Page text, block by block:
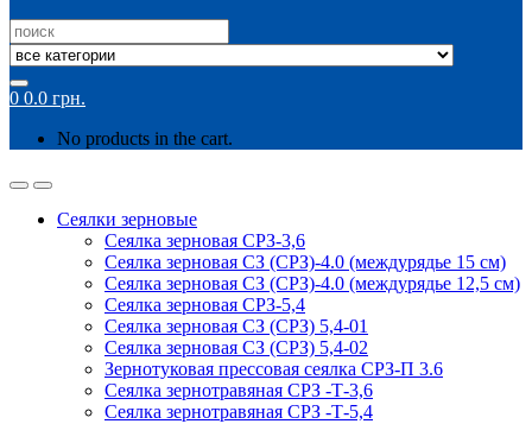
Search
for:
0 0.0 грн.
No products in the cart.
Сеялки зерновые
Сеялка зерновая СРЗ-3,6
Сеялка зерновая СЗ (СРЗ)-4.0 (междурядье 15 см)
Сеялка зерновая СЗ (СРЗ)-4.0 (междурядье 12,5 см)
Сеялка зерновая СРЗ-5,4
Сеялка зерновая СЗ (СРЗ) 5,4-01
Сеялка зерновая СЗ (СРЗ) 5,4-02
Зернотуковая прессовая сеялка СРЗ-П 3.6
Сеялка зернотравяная СРЗ -Т-3,6
Сеялка зернотравяная СРЗ -Т-5,4